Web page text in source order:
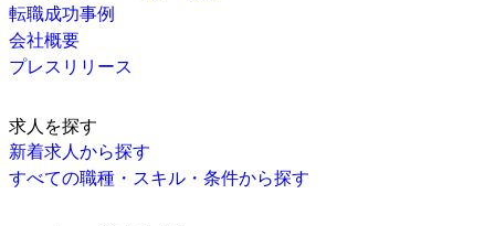
転職成功事例
会社概要
プレスリリース
求人を探す
新着求人から探す
すべての職種・スキル・条件から探す